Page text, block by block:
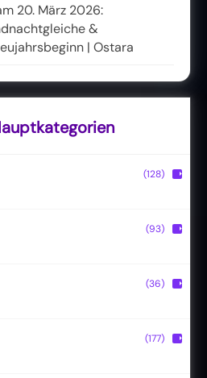
20. März 2026:
&
| Ostara
(20)
(11)
(22)
(128) ▶
(13)
(24)
(93) ▶
(15)
(36) ▶
(177) ▶